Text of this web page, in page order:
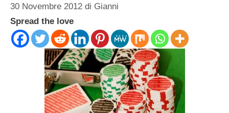
30 Novembre 2012 di Gianni
Spread the love